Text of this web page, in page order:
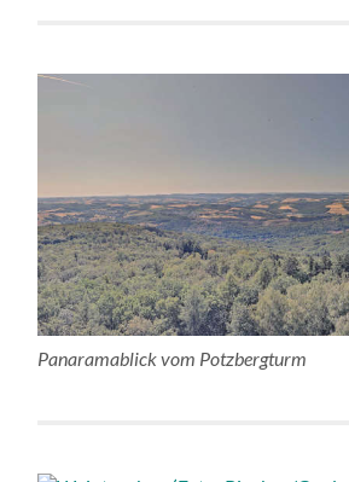
Panaramablick vom Potzbergturm